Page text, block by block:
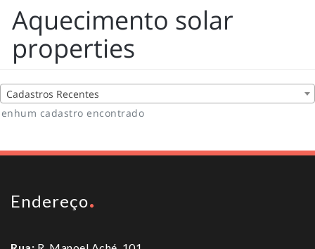
Aquecimento solar
properties
Cadastros Recentes
cadastro encontrado
Endereço